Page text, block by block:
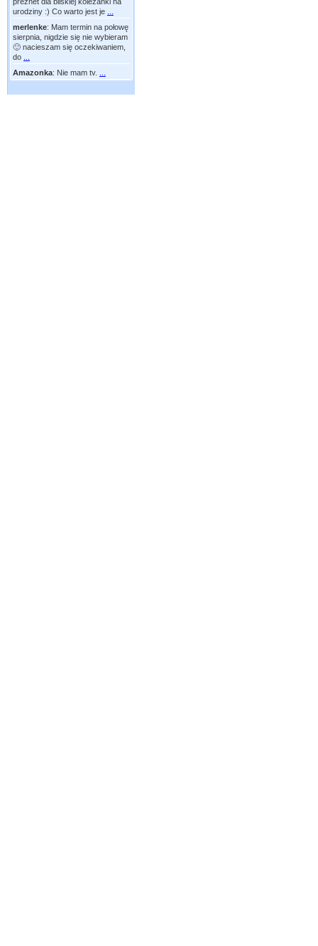
urodziny :) Co warto jest je
merlenke: Mam termin na połowę
sierpnia, nigdzie się nie wybieram
🙂 nacieszam się oczekiwaniem,
do
Amazonka: Nie mam tv.